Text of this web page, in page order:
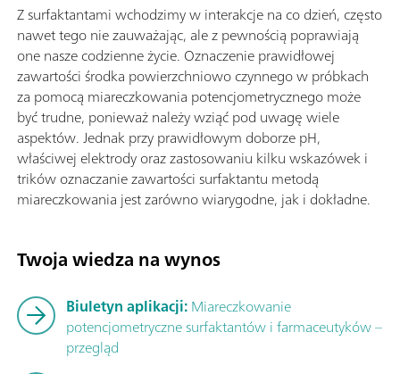
Z surfaktantami wchodzimy w interakcje na co dzień, często
nawet tego nie zauważając, ale z pewnością poprawiają
one nasze codzienne życie. Oznaczenie prawidłowej
zawartości środka powierzchniowo czynnego w próbkach
za pomocą miareczkowania potencjometrycznego może
być trudne, ponieważ należy wziąć pod uwagę wiele
aspektów. Jednak przy prawidłowym doborze pH,
właściwej elektrody oraz zastosowaniu kilku wskazówek i
trików oznaczanie zawartości surfaktantu metodą
miareczkowania jest zarówno wiarygodne, jak i dokładne.
Twoja wiedza na wynos
Biuletyn aplikacji:Miareczkowanie
potencjometryczne surfaktantów i farmaceutyków –
przegląd